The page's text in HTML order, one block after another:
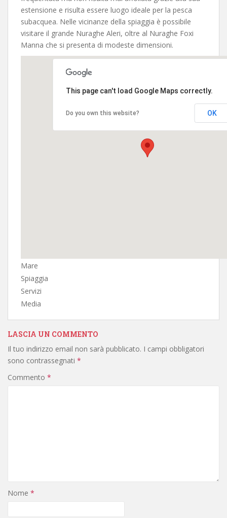
estensione e risulta essere luogo ideale per la pesca
subacquea. Nelle vicinanze della spiaggia è possibile
visitare il grande Nuraghe Aleri, oltre al Nuraghe Foxi
Manna che si presenta di modeste dimensioni.
This page can't load Google Maps correctly.
Do you own this website? OK
Mare
Spiaggia
Servizi
Media
LASCIA UN COMMENTO
Il tuo indirizzo email non sarà pubblicato. I campi obbligatori
sono contrassegnati *
Commento *
Nome *